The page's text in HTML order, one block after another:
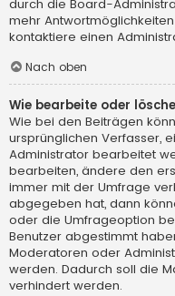
durch die Board-
mehr
kontaktiere einen
Nach oben
Wie bearbeite oder
Wie bei den Beiträgen
ursprünglichen Verfasser,
Administrator bearbeitet
bearbeiten, ändere den
immer mit der Umfrage
abgegeben hat, dann
oder die Umfrageoption
Benutzer abgestimmt
Moderatoren oder
werden. Dadurch soll die
verhindert werden.